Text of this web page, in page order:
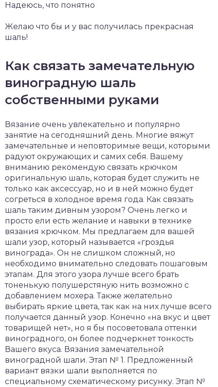
Надеюсь, что понятно
Желаю что бы и у вас получилась прекрасная
шаль!
Как связать замечательную
виноградную шаль
собственными руками
Вязание очень увлекательно и популярно
занятие на сегодняшний день. Многие вяжут
замечательные и неповторимые вещи, которыми
радуют окружающих и самих себя. Вашему
вниманию рекомендую связать крючком
оригинальную шаль, которая будет служить не
только как аксессуар, но и в ней можно будет
согреться в холодное время года. Как связать
шаль таким дивным узором? Очень легко и
просто ели есть желание и навыки в технике
вязания крючком. Мы предлагаем для вашей
шали узор, который называется «гроздья
винограда». Он не слишком сложный, но
необходимо внимательно следовать пошаговым
этапам. Для этого узора лучше всего брать
тоненькую полушерстяную нить возможно с
добавлением мохера. Также желательно
выбирать яркие цвета, так как на них лучше всего
получается данный узор. Конечно «на вкус и цвет
товарищей нет», но я бы посоветовала оттенки
виноградного, он более подчеркнет тонкость
Вашего вкуса. Вязания замечательной
виноградной шали. Этап № 1. Предложенный
вариант вязки шали выполняется по
специальному схематическому рисунку. Этап №